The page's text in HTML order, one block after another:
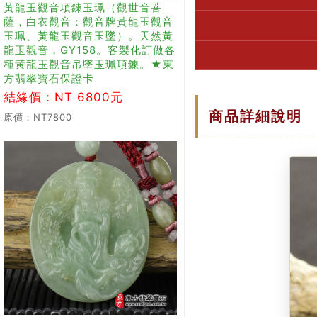
黃龍玉觀音項鍊玉珮（觀世音菩
薩，白衣觀音：觀音牌黃龍玉觀音
玉珮、黃龍玉觀音玉墜）。天然黃
龍玉觀音，GY158。客製化訂做各
種黃龍玉觀音吊墜玉珮項鍊。★東
方翡翠寶石保證卡
結緣價：NT 6800元
原價：NT7800 商品詳細說明